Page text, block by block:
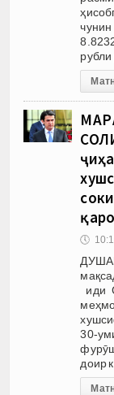
рубли
🕔
иди
30-
доир